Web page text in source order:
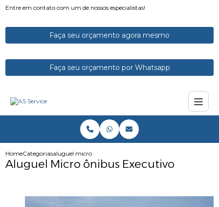
Entre em contato com um de nossos especialistas!
Faça seu orçamento agora mesmo
Faça seu orçamento por Whatsapp
HomeCategoriasaluguel micro onibus executivo
Aluguel Micro ônibus Executivo